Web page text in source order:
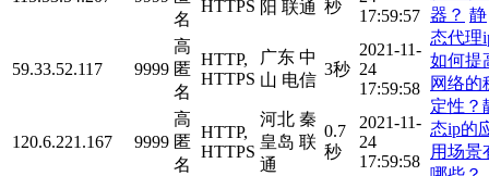
名
HTTPS 阳 联通 秒
17:59:57
59.33.52.117 9999
高
匿
名
HTTP,
HTTPS
广东 中
山 电信
3秒
2021-11-
24
17:59:58
120.6.221.167 9999
高
匿
名
HTTP,
HTTPS
河北 秦
皇岛 联
通
0.7
秒
2021-11-
24
17:59:58
器？ 静
态代理
如何提
网络的
定性？
态ip的
用场景